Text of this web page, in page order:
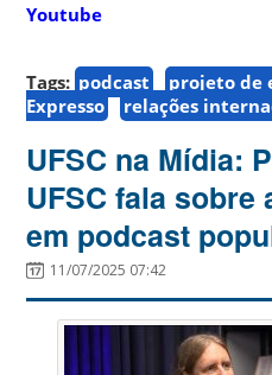
Youtube
Tags: podcast projeto de
Expresso
relações
UFSC na Mídia:
UFSC fala sobre
em podcast
11/07/2025 07:42